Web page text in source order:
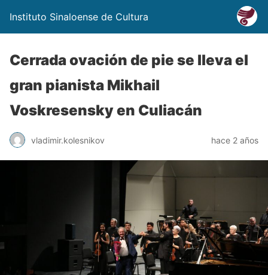
Instituto Sinaloense de Cultura
Cerrada ovación de pie se lleva el
gran pianista Mikhail
Voskresensky en Culiacán
vladimir.kolesnikov hace 2 años